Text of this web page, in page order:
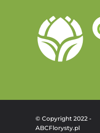
© Copyright 2022 -
ABCFlorysty.pl